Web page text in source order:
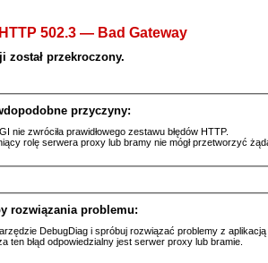
502.3 — Bad Gateway
został przekroczony.
przyczyny:
nie zwróciła prawidłowego zestawu błędów HTTP.
rolę serwera proxy lub bramy nie mógł przetworzyć
rozwiązania problemu:
DebugDiag i spróbuj rozwiązać problemy z
ten błąd odpowiedzialny jest serwer proxy lub bramie.